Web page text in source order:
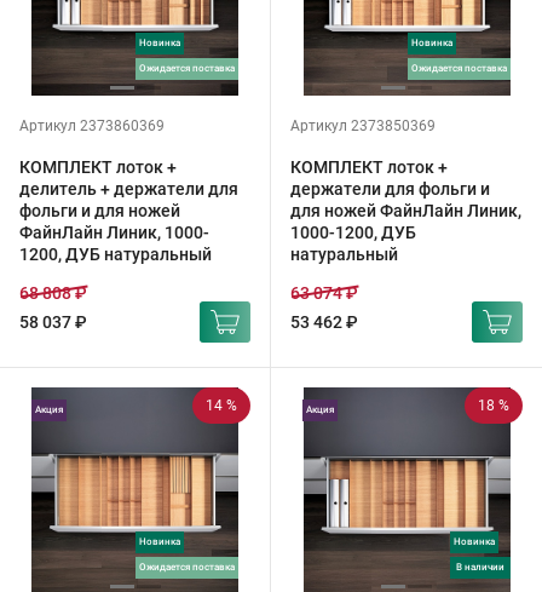
Новинка
ожидается поставка
Артикул 2373860369
КОМПЛЕКТ лоток +
делитель + держатели для
фольги и для ножей
ФайнЛайн Линик, 1000-
1200, ДУБ натуральный
58 037 ₽
68 808 ₽
Новинка
ожидается поставка
Артикул 2373850369
КОМПЛЕКТ лоток +
держатели для фольги и
для ножей ФайнЛайн Линик,
1000-1200, ДУБ
натуральный
53 462 ₽
63 074 ₽
14 %
Новинка
ожидается поставка
Акция 18 %
Новинка
в наличии
Акция